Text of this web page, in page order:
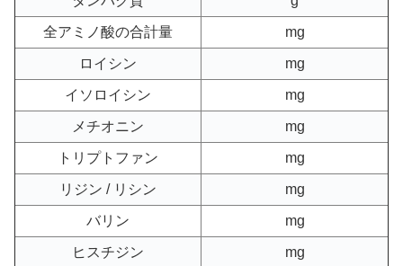
全アミノ酸の合計量 mg
ロイシン mg
イソロイシン mg
メチオニン mg
トリプトファン mg
リジン / リシン mg
バリン mg
ヒスチジン mg